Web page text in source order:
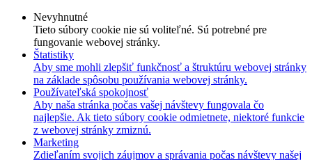
Nevyhnutné
Tieto súbory cookie nie sú voliteľné. Sú potrebné pre
fungovanie webovej stránky.
Štatistiky
Aby sme mohli zlepšiť funkčnosť a štruktúru webovej stránky
na základe spôsobu používania webovej stránky.
Používateľská spokojnosť
Aby naša stránka počas vašej návštevy fungovala čo
najlepšie. Ak tieto súbory cookie odmietnete, niektoré funkcie
z webovej stránky zmiznú.
Marketing
Zdieľaním svojich záujmov a správania počas návštevy našej